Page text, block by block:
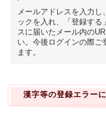
メールアドレスを入力
ックを入れ、「登録す
スに届いたメール内の
い。今後ログインの際ご
ます。
漢字等の登録エラー